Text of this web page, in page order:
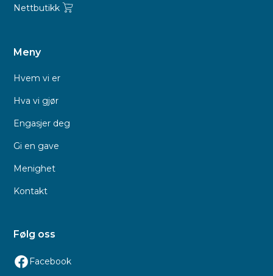
Nettbutikk
Meny
Hvem vi er
Hva vi gjør
Engasjer deg
Gi en gave
Menighet
Kontakt
Følg oss
Facebook